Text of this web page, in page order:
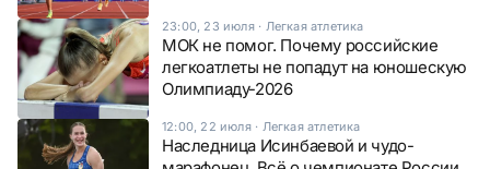
23:00, 23 июля· Легкая атлетика
МОК не помог. Почему российские
легкоатлеты не попадут на юношескую
Олимпиаду-2026
12:00, 22 июля· Легкая атлетика
Наследница Исинбаевой и чудо-